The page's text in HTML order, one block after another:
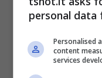
vogliono
ovveroMichael
personal data
Personalised
content
services